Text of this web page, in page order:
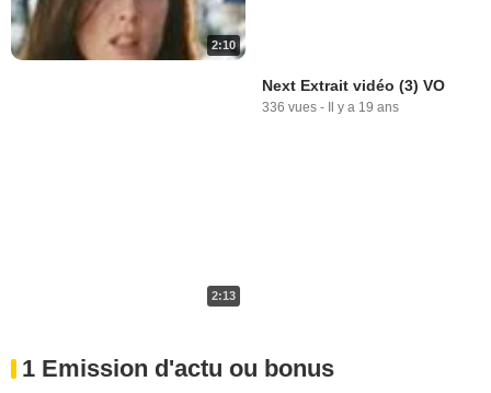
2:10
2:13
Next Extrait vidéo (3) VO
336 vues - Il y a 19 ans
1 Emission d'actu ou bonus